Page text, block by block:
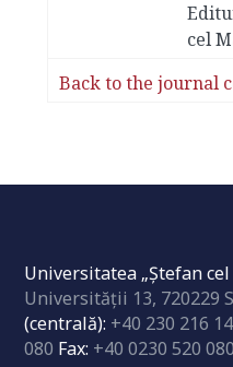
cel
Back to the journal
Universitatea „Ştefan
Universităţii 13, 720229
(centrală): +40 230 216
080 Fax: +40 0230 520